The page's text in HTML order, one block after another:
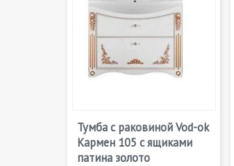
Тумба с раковиной Vod-ok
Кармен 105 с ящиками
патина золото